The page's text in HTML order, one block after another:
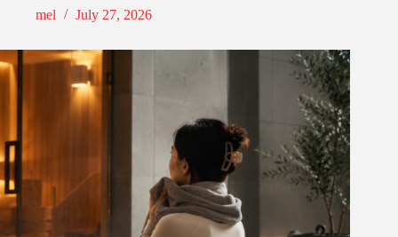
mel
July 27, 2026